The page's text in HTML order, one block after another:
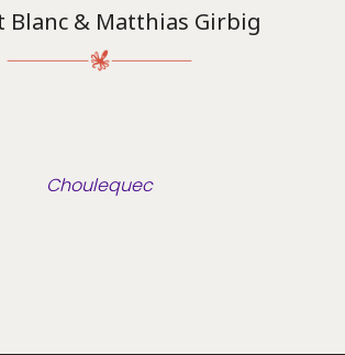
Blanc & Matthias Girbig
Choulequec